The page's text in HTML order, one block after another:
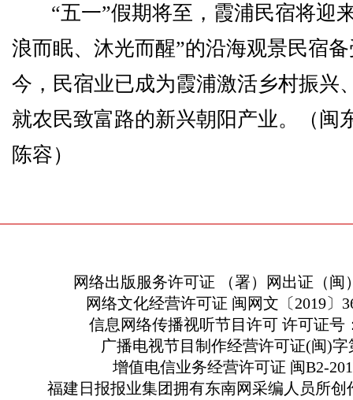
“五一”假期将至，霞浦民宿将迎
浪而眠、沐光而醒”的沿海观景民宿
今，民宿业已成为霞浦激活乡村振兴
就农民致富路的新兴朝阳产业。（闽
陈容）
网络出版服务许可证 （署）网出证（闽
网络文化经营许可证 闽网文〔2019〕
信息网络传播视听节目许可 许可证号
广播电视节目制作经营许可证(闽)字
增值电信业务经营许可证 闽B2-
福建日报报业集团拥有东南网采编人员所创